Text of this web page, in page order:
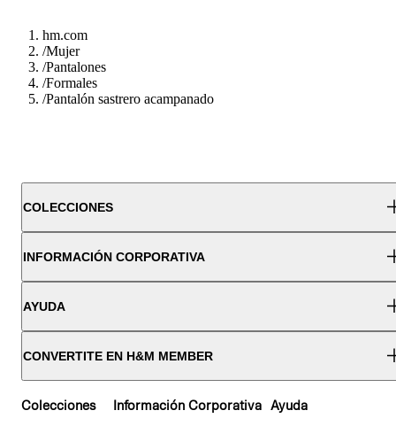
hm.com
/Mujer
/Pantalones
/Formales
/Pantalón sastrero acampanado
COLECCIONES
INFORMACIÓN CORPORATIVA
AYUDA
CONVERTITE EN H&M MEMBER
Colecciones Información Corporativa Ayuda